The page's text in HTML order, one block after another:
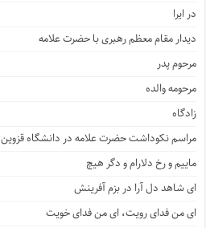
در ایرا
دیدار مقام معظم رهبری با حضرت علامه
مرحوم پدر
مرحومه والده
زادگاه
مراسم نکوداشت حضرت علامه در دانشگاه قزوین
ماییم و رخ دلارام و دگر هیچ
ای شاهد دل آرا در بزم آفرینش
ای من فدای رویت، ای من فدای خویت